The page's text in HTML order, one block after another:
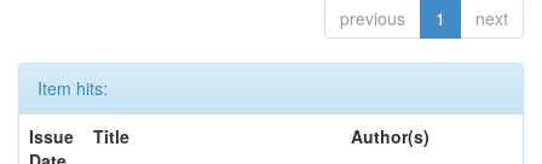
previous 1 next
Item hits:
Issue
Title Author(s)